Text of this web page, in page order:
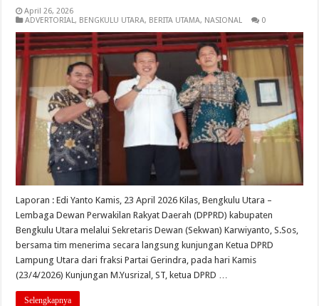
April 26, 2026
ADVERTORIAL, BENGKULU UTARA, BERITA UTAMA, NASIONAL 0
Laporan : Edi Yanto Kamis, 23 April 2026 Kilas, Bengkulu Utara –
Lembaga Dewan Perwakilan Rakyat Daerah (DPPRD) kabupaten
Bengkulu Utara melalui Sekretaris Dewan (Sekwan) Karwiyanto, S.Sos,
bersama tim menerima secara langsung kunjungan Ketua DPRD
Lampung Utara dari fraksi Partai Gerindra, pada hari Kamis
(23/4/2026) Kunjungan M.Yusrizal, ST, ketua DPRD …
Selengkapnya